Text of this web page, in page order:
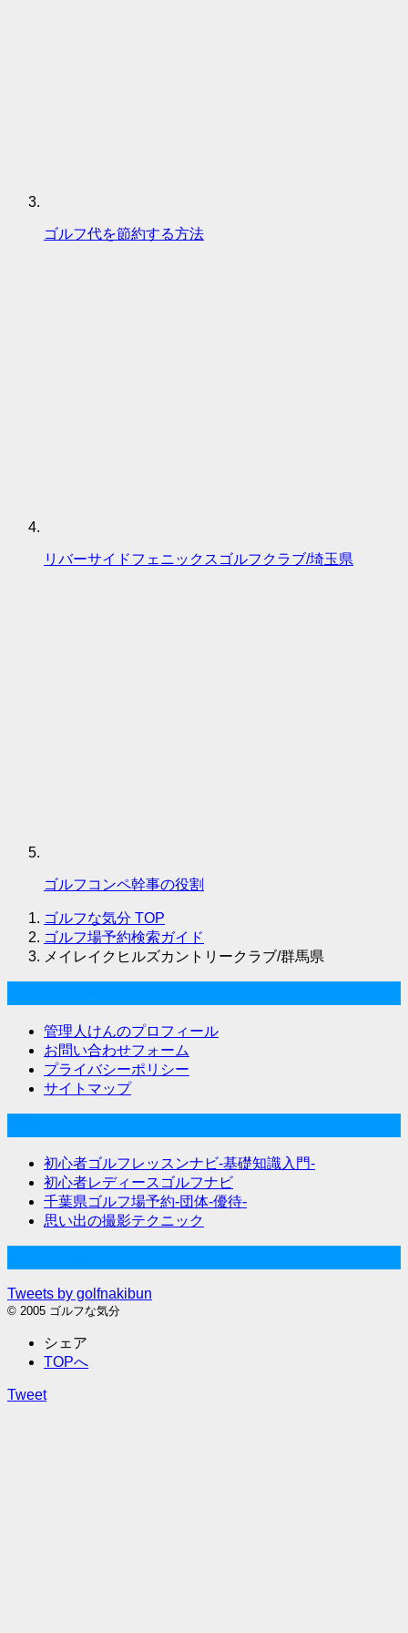
ゴルフ代を節約する方法
リバーサイドフェニックスゴルフクラブ/埼玉県
ゴルフコンペ幹事の役割
ゴルフな気分 TOP
ゴルフ場予約検索ガイド
メイレイクヒルズカントリークラブ/群馬県
管理人けんのプロフィール
お問い合わせフォーム
プライバシーポリシー
サイトマップ
初心者ゴルフレッスンナビ-基礎知識入門-
初心者レディースゴルフナビ
千葉県ゴルフ場予約-団体-優待-
思い出の撮影テクニック
Tweets by golfnakibun
© 2005 ゴルフな気分
シェア
TOPへ
Tweet